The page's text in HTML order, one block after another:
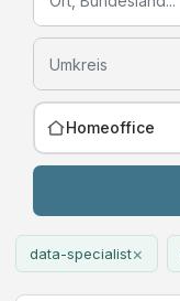
Homeoffice
data-specialist×